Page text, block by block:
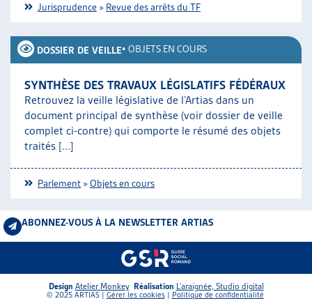
Jurisprudence » Revue des arrêts du TF
DOSSIER DE VEILLE• OBJETS EN COURS
SYNTHÈSE DES TRAVAUX LÉGISLATIFS FÉDÉRAUX
Retrouvez la veille législative de l’Artias dans un
document principal de synthèse (voir dossier de veille
complet ci-contre) qui comporte le résumé des objets
traités [...]
Parlement »Objets en cours
ABONNEZ-VOUS À LA NEWSLETTER ARTIAS
Design Atelier Monkey Réalisation L’araignée, Studio digital
© 2025 ARTIAS | Gérer les cookies| Politique de confidentialité